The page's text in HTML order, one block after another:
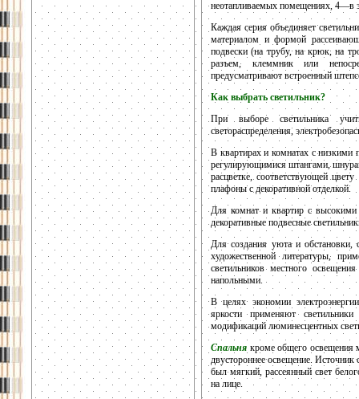
неотапливаемых помещениях, 4—в
Каждая серия объединяет
материалом и формой
подвески (на трубу, на крюк, на
разъем, клеммник или
предусматривают встроенный
Как выбрать светильник?
При выборе светильника
светораспределения,
В квартирах и комнатах с низкими
регулирующимися штангами,
расцветке, соответствующей
плафоны с декоративной отделкой.
Для комнат и квартир с
декоративные подвесные
Для создания уюта и обстановки,
художественной литературы,
светильников местного
напольными.
В целях экономии
яркости применяют
модификаций люминесцентных
Спальня кроме общего освещения
двустороннее освещение. Источник
был мягкий, рассеянный свет
на лице.